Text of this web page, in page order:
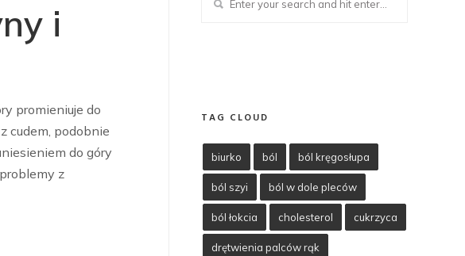
i
promieniuje do
cudem, podobnie
do góry
z
TAG CLOUD
biurko ból ból kręgosłupa
ból szyi ból w dole pleców
ból łokcia cholesterol cukrzyca
drętwienia palców rąk